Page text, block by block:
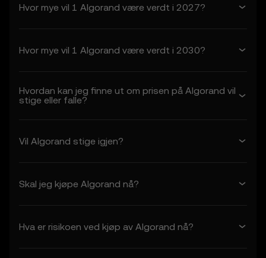
Hvor mye vil 1 Algorand være verdt i 2027?
Hvor mye vil 1 Algorand være verdt i 2030?
Hvordan kan jeg finne ut om prisen på Algorand vil
stige eller falle?
Vil Algorand stige igjen?
Skal jeg kjøpe Algorand nå?
Hva er risikoen ved kjøp av Algorand nå?
1.1 Disse vilkårene utgjør en juridisk
regulerer din bruk av
prisprediksjonsfunksjonene i en hvilken som
helst kapasitet erkjenner du at
alle andre innlemmede vilkår
• OKX ikke er ansvarlig for eventuelle
prisprediksjonsfunksjonene etter eget